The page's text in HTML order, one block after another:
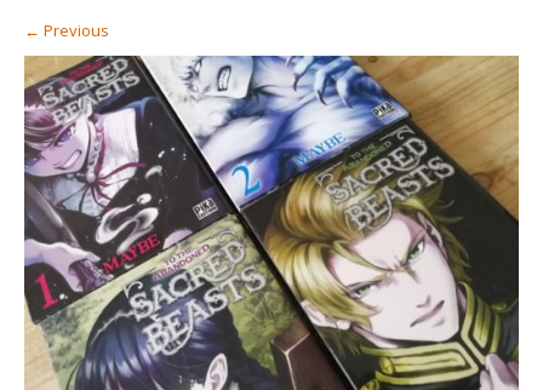
← Previous